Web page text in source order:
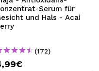
Serum für
und Hals - Acai
(172)